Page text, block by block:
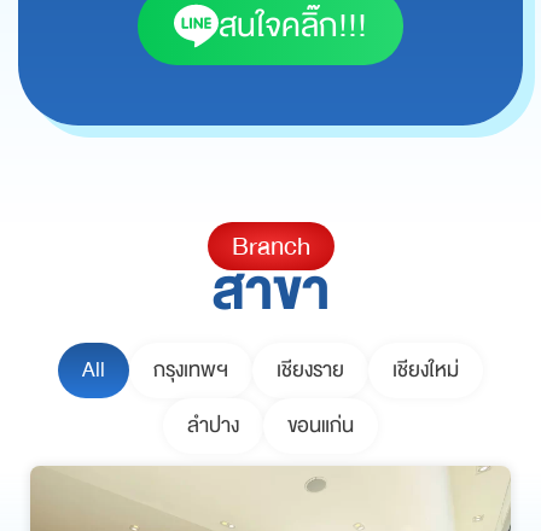
สนใจคลิ๊ก!!!
Branch
สาขา
All กรุงเทพฯ เชียงราย
เชียงใหม่
ลำปาง
ขอนแก่น